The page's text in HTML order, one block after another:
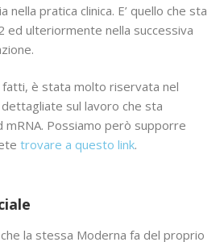
nella pratica clinica. E’ quello che sta
ed ulteriormente nella successiva
è stata molto riservata nel
sul lavoro che sta
mRNA. Possiamo però supporre
trovare a questo link.
la stessa Moderna fa del proprio